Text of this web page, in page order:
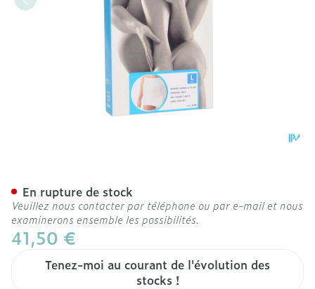
41,50 €
Tenez-moi au courant de l'évolution des
stocks !
En rupture de stock
Veuillez nous contacter par téléphone ou par e-mail et nous
examinerons ensemble les possibilités.